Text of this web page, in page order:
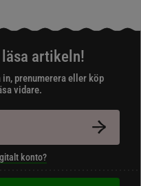
artikeln!
prenumerera eller köp
vidare.
konto?